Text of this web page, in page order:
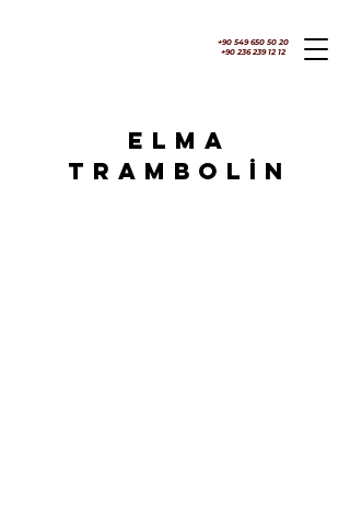
ELMA
TRAMBOLİN
+90 549 650 50 20
+90 236 239 12 12